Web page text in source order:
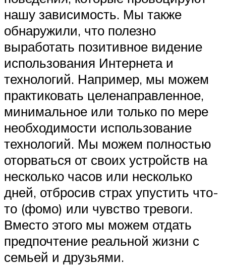
нашу зависимость. Мы также
обнаружили, что полезно
выработать позитивное видение
использования Интернета и
технологий. Например, мы можем
практиковать целенаправленное,
минимальное или только по мере
необходимости использование
технологий. Мы можем полностью
оторваться от своих устройств на
несколько часов или несколько
дней, отбросив страх упустить что-
то (фомо) или чувство тревоги.
Вместо этого мы можем отдать
предпочтение реальной жизни с
семьей и друзьями.